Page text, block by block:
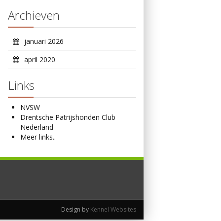
Archieven
januari 2026
april 2020
Links
NVSW
Drentsche Patrijshonden Club
Nederland
Meer links..
Design by Kennel Websites